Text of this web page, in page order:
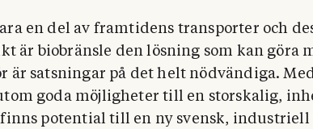
en del av framtidens transporter och
är biobränsle den lösning som kan göra
är satsningar på det helt nödvändiga.
goda möjligheter till en storskalig,
finns potential till en ny svensk, industriell